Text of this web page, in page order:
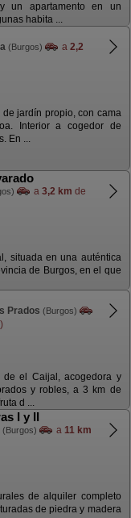
un apartamento en un
habita ...
(Burgos) a 2,2
jardín propio, con cama
Interior a cogedor de
En ...
a 3,2 km de
situada en una auténtica
de Burgos, en el que
Prados (Burgos)
de el Caijal, acogedora y
y robles, a 3 km de
d ...
I y II
(Burgos) a 11 km
de alquiler completo
de piedra y madera